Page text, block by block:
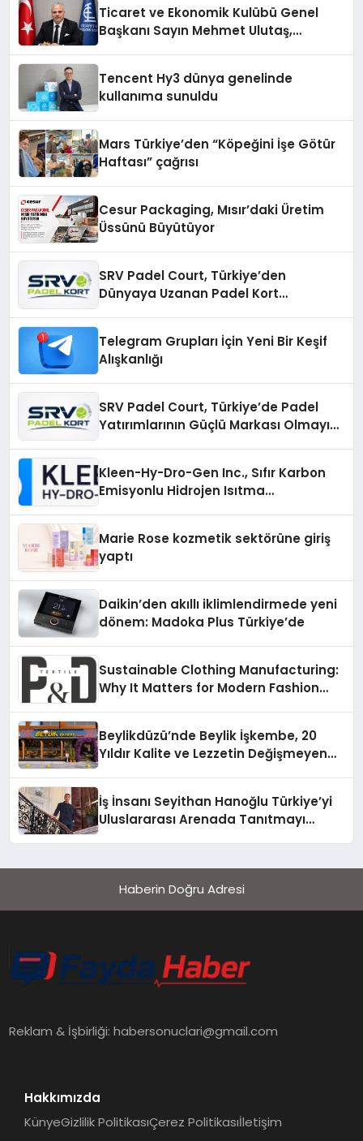
Ticaret ve Ekonomik Kulübü Genel
Başkanı Sayın Mehmet Ulutaş,
Tencent Hy3 dünya genelinde
kullanıma sunuldu
Mars Türkiye’den “Köpeğini İşe Götür
Haftası” çağrısı
Cesur Packaging, Mısır’daki Üretim
Üssünü Büyütüyor
SRV Padel Court, Türkiye’den
Dünyaya Uzanan Padel Kort
Telegram Grupları İçin Yeni Bir Keşif
Alışkanlığı
SRV Padel Court, Türkiye’de Padel
Yatırımlarının Güçlü Markası Olmayı
Kleen-Hy-Dro-Gen Inc., Sıfır Karbon
Emisyonlu Hidrojen Isıtma
Marie Rose kozmetik sektörüne giriş
yaptı
Daikin’den akıllı iklimlendirmede yeni
dönem: Madoka Plus Türkiye’de
Sustainable Clothing Manufacturing:
Why It Matters for Modern Fashion
Beylikdüzü’nde Beylik İşkembe, 20
Yıldır Kalite ve Lezzetin Değişmeyen
İş İnsanı Seyithan Hanoğlu Türkiye’yi
Uluslararası Arenada Tanıtmayı
Haberin Doğru Adresi
Reklam & İşbirliği:habersonuclari@gmail.com
Hakkımızda
KünyeGizlilik PolitikasıÇerez Politikasıİletişim